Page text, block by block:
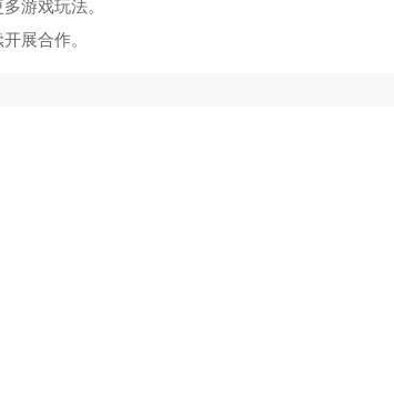
游戏玩法。
展合作。